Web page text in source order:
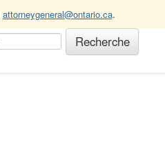
attorneygeneral@ontario.ca.